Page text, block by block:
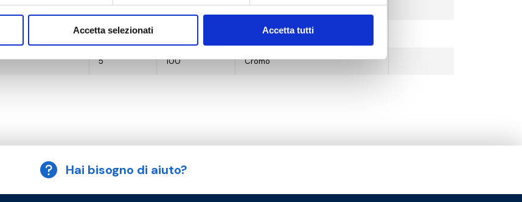
Accetta selezionati Accetta tutti
5 100 Cromo
5 Cromo
5 100 Cromo
Hai bisogno di aiuto?